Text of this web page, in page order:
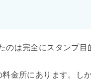
は完全にスタンプ目
金所にあります。し